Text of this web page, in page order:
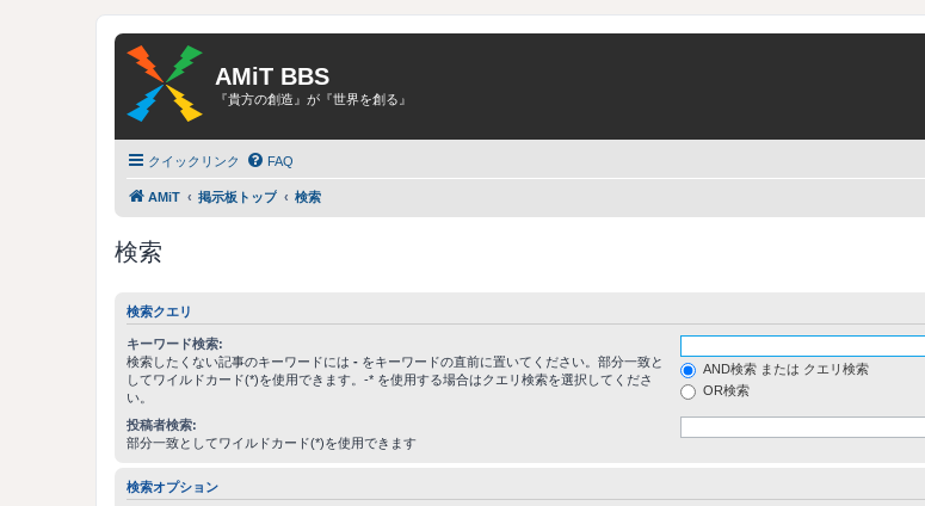
AMiT BBS
『貴方の創造』が『世界を創る』
クイックリンク FAQ
AMiT 掲示板トップ 検索
検索
検索クエリ
キーワード検索:
検索したくない記事のキーワードには - をキーワードの直前に置いてください。部分一致と
してワイルドカード(*)を使用できます。-* を使用する場合はクエリ検索を選択してくださ
い。
AND検索 または クエリ検索
OR検索
投稿者検索:
部分一致としてワイルドカード(*)を使用できます
検索オプション